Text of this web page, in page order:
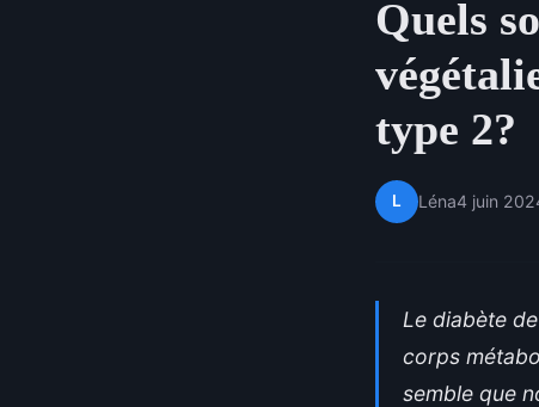
Quels
type 2?
L Léna4 juin
Le diabète
corps
semble que